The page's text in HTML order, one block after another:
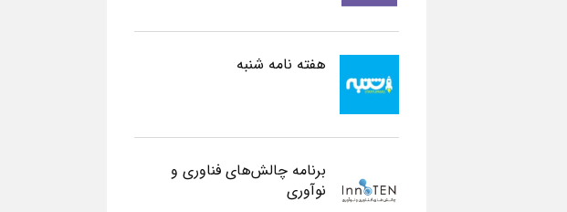
هفته نامه شنبه
برنامه چالش‌های فناوری و
نوآوری